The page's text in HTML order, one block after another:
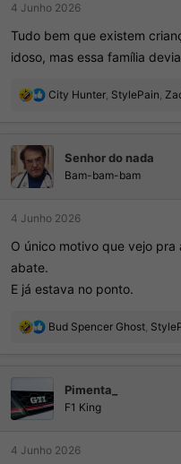
4 Junho 2026
Tudo bem que existem
idoso, mas essa família
R
ç
e
s
City Hunter, StylePain,
Senhor do nada
Bam-bam-bam
4 Junho 2026
O único motivo que vejo
abate.
E já estava no ponto.
R
õ
e
Bud Spencer Ghost,
Pimenta_
F1 King
4 Junho 2026